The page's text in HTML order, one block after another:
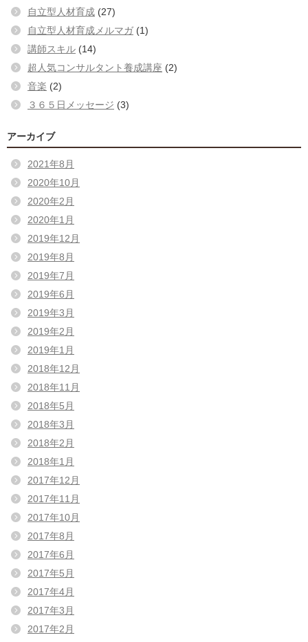
自立型人材育成 (27)
自立型人材育成メルマガ (1)
講師スキル (14)
超人気コンサルタント養成講座 (2)
音楽 (2)
３６５日メッセージ (3)
アーカイブ
2021年8月
2020年10月
2020年2月
2020年1月
2019年12月
2019年8月
2019年7月
2019年6月
2019年3月
2019年2月
2019年1月
2018年12月
2018年11月
2018年5月
2018年3月
2018年2月
2018年1月
2017年12月
2017年11月
2017年10月
2017年8月
2017年6月
2017年5月
2017年4月
2017年3月
2017年2月